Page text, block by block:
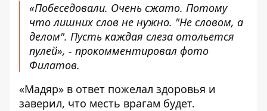
«Побеседовали. Очень сжато. Потому
что лишних слов не нужно. "Не словом, а
делом". Пусть каждая слеза отольется
пулей», - прокомментировал фото
Филатов.
«Мадяр» в ответ пожелал здоровья и
заверил, что месть врагам будет.